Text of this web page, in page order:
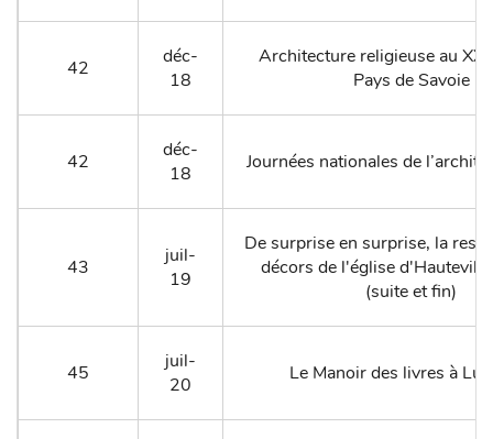
42
déc-
18
Architecture religieuse au
Pays de Savoie
42
déc-
18
Journées nationales de
43
juil-
19
De surprise en surprise, la
décors de l'église
(suite et fin)
45
juil-
20
Le Manoir des livres à